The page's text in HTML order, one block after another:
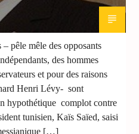
pêle mêle des opposants
des hommes
et pour des raisons
Henri Lévy- sont
hypothétique complot contre
tunisien, Kaïs Saïed, saisi
[…]